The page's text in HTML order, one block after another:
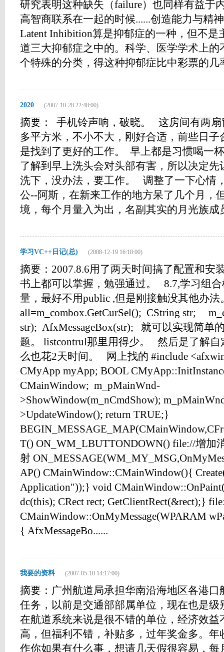
研究表明这种缺失（failure）也同样有益于
高智商联系在一起的时候......创造能力与
Latent Inhibition算是抑郁症的一种，但不是
道三大抑郁症之中的。科学、医学学术上
个特殊的分类，得这种抑郁症比中彩票的几
2020 (2007-10-28 22:48:00)
摘要： 手机铃声响，破晓。 这房间有两扇
多平方米，不小不大，刚好合适，前些日
是找到了更好的工作。 早上都是习惯喝一
了解到早上洗头会对头部有害，所以决定
洗下，没办法，要工作。 调整了一下心情
公--阿斯，在新来工作的地方呆了几个月，
境，每个月量入为出，名副其实的月光族成
学习VC++日记(总) (2008-12-19 16:18:00)
摘要：2007.8.6用了两天时间搞了配置和安
书上都可以掌握，勉强通过。 8.7,学习组
量，最好不用public ,但是刚接触没其他办
all=m_combox.GetCurSel(); CString str;
str); AfxMessageBox(str); 就可以实现简单
题。 listcontrul那里用得少。 然后是了解
么也花2天时间。 网上找的 #include
CMyApp myApp; BOOL
CMainWindow; m_pMainWnd-
>ShowWindow(m_nCmdShow);
>UpdateWindow(); return TRUE;}
T() ON_WM_LBUTTONDOWN() file://增加
射
AP() CMainWindow::CMainWindow(){
Application"));} void
dc(this); CRect rect; GetClientRect(&rect);}
CMainWindow::OnMyMessage(WPARAM
{ AfxMessageBo......
我要的资料 (2007-05-10 14:17:00)
摘要：广州航道局承担华南沿海地区各港
任务，以前是交通部部属单位，现在也是
在航道系统来说是很不错的单位，经济效
高，但福利不错，补贴多，过年奖金多。
作你如果有什么事，想请几天假很容易，每